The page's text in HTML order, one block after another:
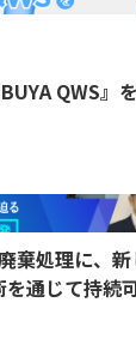
QWS』
棄処理に、
通じて持続